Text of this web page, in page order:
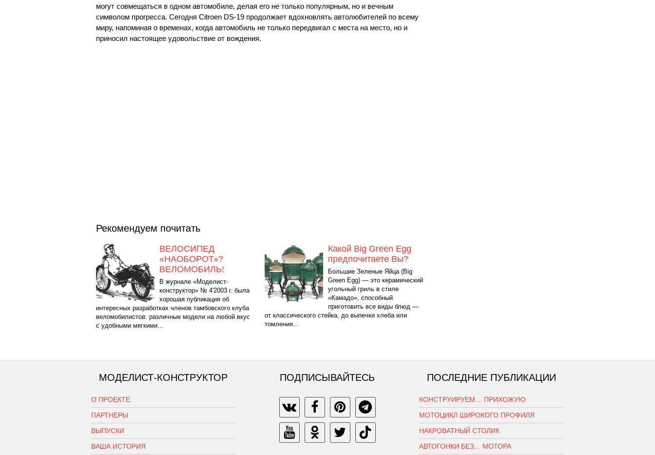
могут совмещаться в одном автомобиле, делая его не только популярным, но и вечным
символом прогресса. Сегодня Citroen DS-19 продолжает вдохновлять автолюбителей по всему
миру, напоминая о временах, когда автомобиль не только передвигал с места на место, но и
приносил настоящее удовольствие от вождения.
Рекомендуем почитать
ВЕЛОСИПЕД
«НАОБОРОТ»?
ВЕЛОМОБИЛЬ!
В журнале «Моделист-
конструктор» № 4'2003 г. была
хорошая публикация об
интересных разработках членов тамбовского клуба
веломобилистов: различные модели на любой вкус
с удобными мягкими...
Какой Big Green Egg
предпочитаете Вы?
Большие Зеленые Яйца (Big
Green Egg) — это керамический
угольный гриль в стиле
«Камадо», способный
приготовить все виды блюд —
от классического стейка, до выпечки хлеба или
томления...
МОДЕЛИСТ-КОНСТРУКТОР
О ПРОЕКТЕ
ПАРТНЕРЫ
ВЫПУСКИ
ВАША ИСТОРИЯ
ПОДПИСЫВАЙТЕСЬ ПОСЛЕДНИЕ ПУБЛИКАЦИИ
КОНСТРУИРУЕМ… ПРИХОЖУЮ
МОТОЦИКЛ ШИРОКОГО ПРОФИЛЯ
НАКРОВАТНЫЙ СТОЛИК
АВТОГОНКИ БЕЗ… МОТОРА